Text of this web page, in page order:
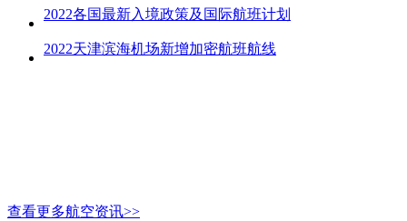
2022各国最新入境政策及国际航班计划
2022天津滨海机场新增加密航班航线
查看更多航空资讯>>